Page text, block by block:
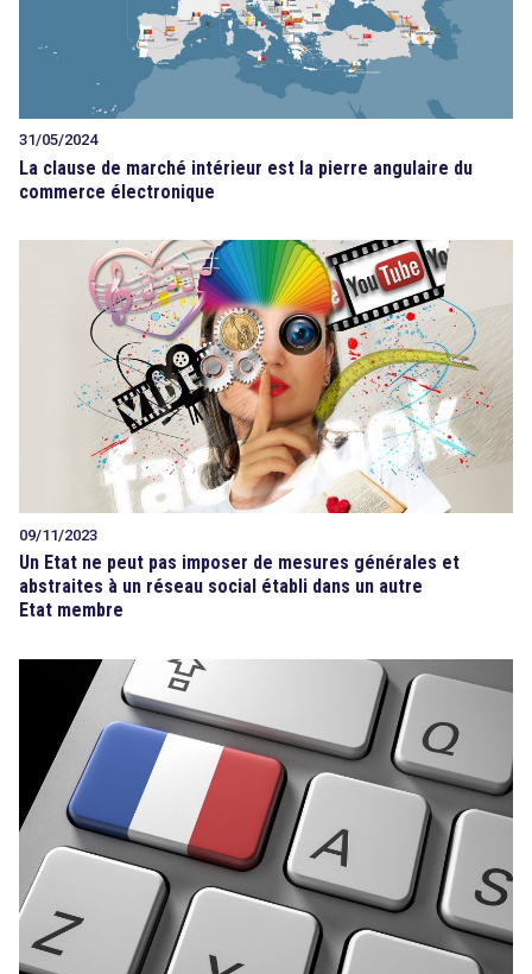
31/05/2024
La clause de marché intérieur est la pierre angulaire du
commerce électronique
09/11/2023
Un Etat ne peut pas imposer de mesures générales et
abstraites à un réseau social établi dans un autre
Etat membre